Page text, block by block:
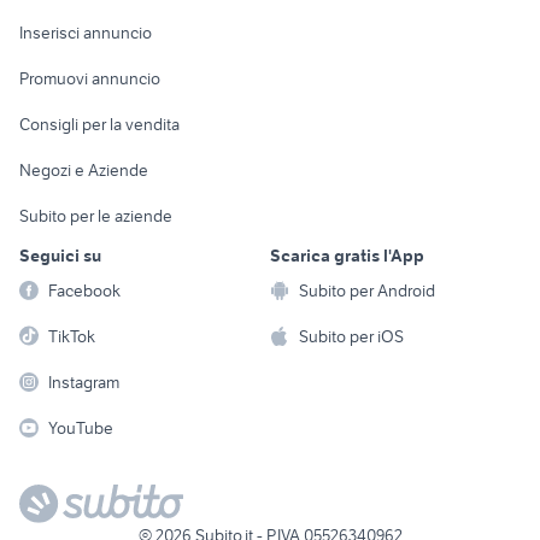
Console e
Fotografia
Telefonia
Biciclette
Inserisci annuncio
Promuovi annuncio
Consigli per la vendita
Negozi e Aziende
Subito per le aziende
Seguici su
Facebook
TikTok
Instagram
YouTube
Scarica gratis l'App
Subito per Android
Subito per iOS
©2026 Subito.it - P.IVA 05526340962